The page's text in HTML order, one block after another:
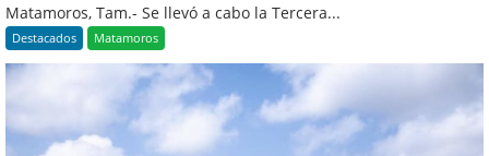
Matamoros, Tam.- Se llevó a cabo la Tercera...
Destacados Matamoros